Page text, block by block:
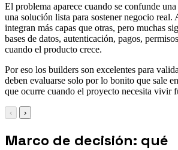
El problema aparece cuando se confunde
una solución lista para sostener negocio real.
integran más capas que otras, pero muchas
bases de datos, autenticación, pagos,
cuando el producto crece.
Por eso los builders son excelentes para
deben evaluarse solo por lo bonito que sale
que ocurre cuando el proyecto necesita vivir
‹ ›
Marco de decisión: qué